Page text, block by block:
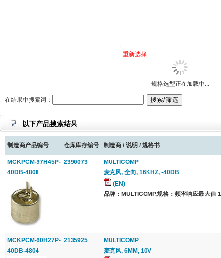
重新选择
规格选型正在加载中...
在结果中搜索词：
以下产品搜索结果
制造商产品编号 仓库库存编号 制造商 / 说明 / 规格书
MCKPCM-97H45P-
40DB-4808
2396073
MULTICOMP
麦克风, 全向, 16KHZ, -40DB
(EN)
品牌：MULTICOMP,规格：频率响应最大值
MCKPCM-60H27P-
40DB-4804
2135925
MULTICOMP
麦克风, 6MM, 10V